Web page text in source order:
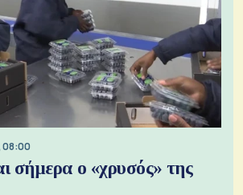
08:00
σήμερα ο «χρυσός» της